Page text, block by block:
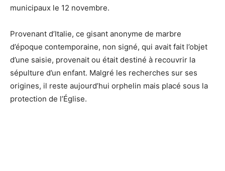
municipaux le 12 novembre.
Provenant d’Italie, ce gisant anonyme de marbre
d’époque contemporaine, non signé, qui avait fait l’objet
d’une saisie, provenait ou était destiné à recouvrir la
sépulture d’un enfant. Malgré les recherches sur ses
origines, il reste aujourd’hui orphelin mais placé sous la
protection de l’Église.